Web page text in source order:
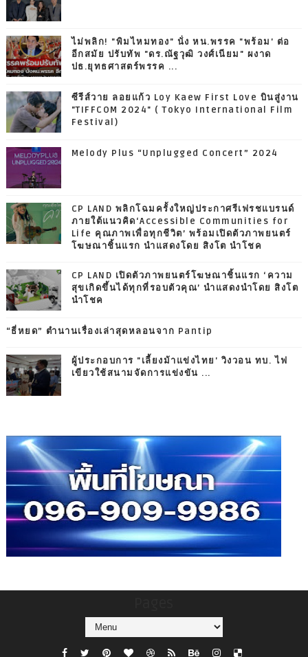
ไม่พลิก! "พิมไหมทอง" นั่ง หน.พรรค "พร้อม' ต่อ
อีกสมัย ปรับทัพ "ดร.ณัฐวุฒิ วงศ์เนียม" ผงาด
ปธ.ยุทธศาสตร์พรรค ...
ซีรีส์วาย ลอยแก้ว Loy Kaew First Love บินสู่งาน
"TIFFCOM 2024" ( Tokyo International Film
Festival)
Melody Plus “Unplugged Concert” 2024
CP LAND พลิกโฉมครั้งใหญ่ประกาศรีเฟรชแบรนด์
ภายใต้แนวคิด‘Accessible Communities for
Life คุณภาพเพื่อทุกชีวิต’ พร้อมเปิดตัวภาพยนตร์
โฆษณาชิ้นแรก นำแสดงโดย สิงโต นำโชค
CP LAND เปิดตัวภาพยนตร์โฆษณาชิ้นแรก ‘ความ
สุขเกิดขึ้นได้ทุกที่รอบตัวคุณ’ นำแสดงนำโดย สิงโต
นำโชค
“ธี่หยด” ตำนานเรื่องเล่าสุดหลอนจาก Pantip
ผู้ประกอบการ "เลี้ยงม้าแข่งไทย' วิงวอน ทบ. ไฟ
เขียวใช้สนามจัดการแข่งขัน ...